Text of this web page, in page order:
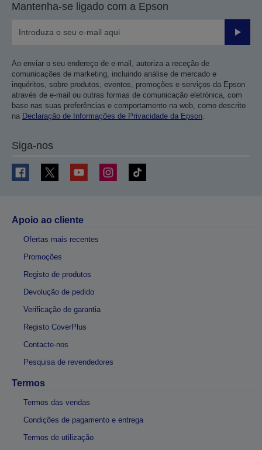
Mantenha-se ligado com a Epson
Enviar
Ao enviar o seu endereço de e-mail, autoriza a receção de
comunicações de marketing, incluindo análise de mercado e
inquéritos, sobre produtos, eventos, promoções e serviços da Epson
através de e-mail ou outras formas de comunicação eletrónica, com
base nas suas preferências e comportamento na web, como descrito
na Declaração de Informações de Privacidade da Epson.
Siga-nos
Apoio ao cliente
Ofertas mais recentes
Promoções
Registo de produtos
Devolução de pedido
Verificação de garantia
Registo CoverPlus
Contacte-nos
Pesquisa de revendedores
Termos
Termos das vendas
Condições de pagamento e entrega
Termos de utilização